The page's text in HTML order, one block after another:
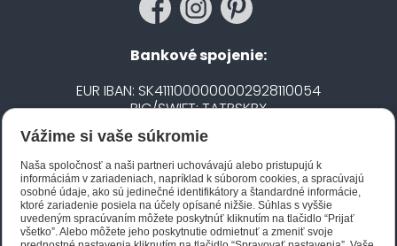
Bankové spojenie:
EUR IBAN: SK4111000000002928110054
BIC/SWIFT: TATRSKBX
CZK IBAN: CZ5020100000002101752606
BIC/SWIFT: FIOBCZPPXXX
Biano STAR
Vážime si vaše súkromie
Naša spoločnosť a naši partneri uchovávajú alebo pristupujú k
informáciám v zariadeniach, napríklad k súborom cookies, a spracúvajú
osobné údaje, ako sú jedinečné identifikátory a štandardné informácie,
ktoré zariadenie posiela na účely opísané nižšie. Súhlas s vyššie
uvedeným spracúvaním môžete poskytnúť kliknutím na tlačidlo “Prijať
všetko”. Alebo môžete jeho poskytnutie odmietnuť a zmeniť svoje